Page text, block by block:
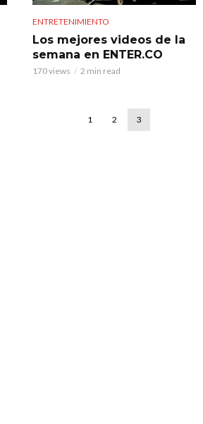
ENTRETENIMIENTO
Los mejores videos de la
semana en ENTER.CO
170 views 2 min read
1 2 3